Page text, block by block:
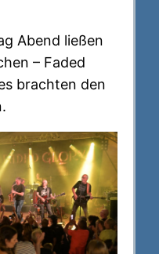
Abend ließen
– Faded
brachten den